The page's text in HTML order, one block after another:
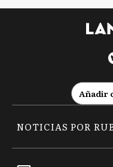
Añadir
NOTICIAS POR